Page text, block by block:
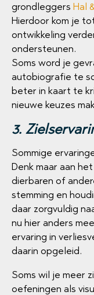
grondleggers Hal
Hierdoor kom je
ontwikkeling
ondersteunen.
Soms word je
autobiografie te
beter in kaart te
nieuwe keuzes
3.
Sommige
Denk maar aan
dierbaren of
stemming en
daar zorgvuldig
nu hier anders
ervaring in
daarin opgeleid.
Soms wil je meer
oefeningen als